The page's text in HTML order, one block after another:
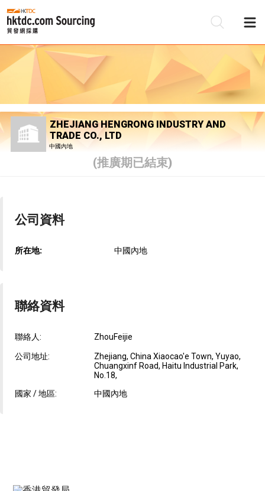
ZHEJIANG HENGRONG INDUSTRY AND
TRADE CO., LTD
中國內地
(推廣期已結束)
公司資料
所在地: 中國內地
聯絡資料
聯絡人: ZhouFeijie
公司地址:
Zhejiang, China Xiaocao'e Town, Yuyao,
Chuangxinf Road, Haitu Industrial Park,
No.18,
國家 / 地區:
中國內地